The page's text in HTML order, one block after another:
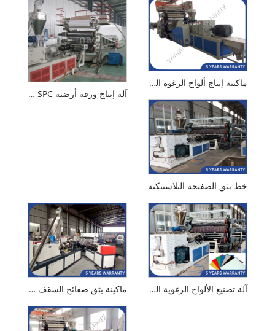
آلة إنتاج ورقة أرضية PVC SPC
ماكينة إنتاج ألواح الرغوة الخالية من PVC
خط بثق الصفيحة البلاستيكية
ماكينة بثق صفائح السقف المموجة PVC آلة تصنيع الألواح الرغوية الخالية من PVC